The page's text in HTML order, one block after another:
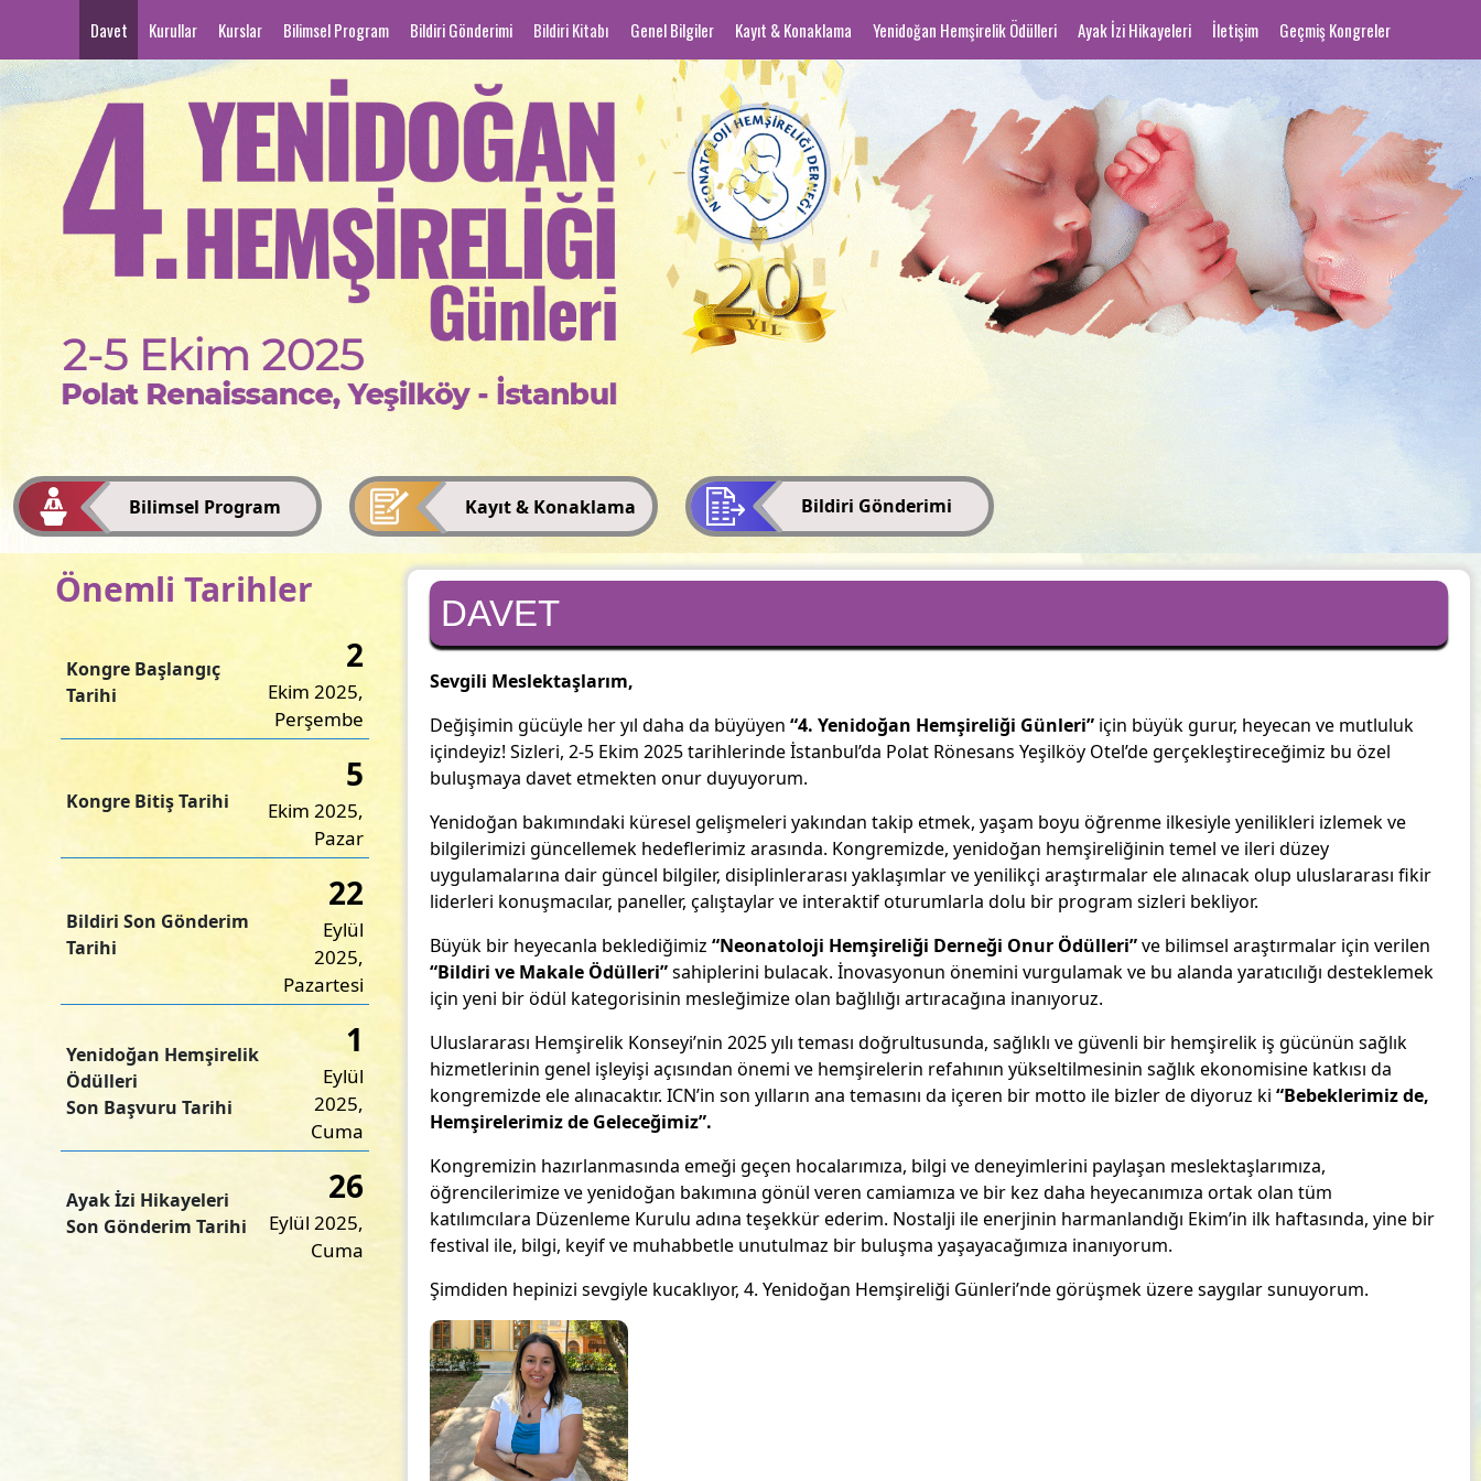
Davet(current)
Kurullar Kurslar Bilimsel Program Bildiri Gönderimi Bildiri Kitabı Genel Bilgiler Kayıt & Konaklama Yenidoğan Hemşirelik Ödülleri Ayak İzi Hikayeleri İletişim Geçmiş Kongreler
Bilimsel Program Kayıt & Konaklama Bildiri Gönderimi
DAVET
Sevgili Meslektaşlarım,
Değişimin gücüyle her yıl daha da büyüyen “4. Yenidoğan Hemşireliği Günleri” için büyük gurur, heyecan ve mutluluk
içindeyiz! Sizleri, 2-5 Ekim 2025 tarihlerinde İstanbul’da Polat Rönesans Yeşilköy Otel’de gerçekleştireceğimiz bu özel
buluşmaya davet etmekten onur duyuyorum.
Yenidoğan bakımındaki küresel gelişmeleri yakından takip etmek, yaşam boyu öğrenme ilkesiyle yenilikleri izlemek ve
bilgilerimizi güncellemek hedeflerimiz arasında. Kongremizde, yenidoğan hemşireliğinin temel ve ileri düzey
uygulamalarına dair güncel bilgiler, disiplinlerarası yaklaşımlar ve yenilikçi araştırmalar ele alınacak olup uluslararası fikir
liderleri konuşmacılar, paneller, çalıştaylar ve interaktif oturumlarla dolu bir program sizleri bekliyor.
Büyük bir heyecanla beklediğimiz “Neonatoloji Hemşireliği Derneği Onur Ödülleri”ve bilimsel araştırmalar için verilen
“Bildiri ve Makale Ödülleri”sahiplerini bulacak. İnovasyonun önemini vurgulamak ve bu alanda yaratıcılığı desteklemek
için yeni bir ödül kategorisinin mesleğimize olan bağlılığı artıracağına inanıyoruz.
Uluslararası Hemşirelik Konseyi’nin 2025 yılı teması doğrultusunda, sağlıklı ve güvenli bir hemşirelik iş gücünün sağlık
hizmetlerinin genel işleyişi açısından önemi ve hemşirelerin refahının yükseltilmesinin sağlık ekonomisine katkısı da
kongremizde ele alınacaktır. ICN’in son yılların ana temasını da içeren bir motto ile bizler de diyoruz ki “Bebeklerimiz de,
Hemşirelerimiz de Geleceğimiz”.
Kongremizin hazırlanmasında emeği geçen hocalarımıza, bilgi ve deneyimlerini paylaşan meslektaşlarımıza,
öğrencilerimize ve yenidoğan bakımına gönül veren camiamıza ve bir kez daha heyecanımıza ortak olan tüm
katılımcılara Düzenleme Kurulu adına teşekkür ederim. Nostalji ile enerjinin harmanlandığı Ekim’in ilk haftasında, yine bir
festival ile, bilgi, keyif ve muhabbetle unutulmaz bir buluşma yaşayacağımıza inanıyorum.
Şimdiden hepinizi sevgiyle kucaklıyor, 4. Yenidoğan Hemşireliği Günleri’nde görüşmek üzere saygılar sunuyorum.
Önemli Tarihler
Kongre Başlangıç
Tarihi
2
Ekim 2025,
Perşembe
Kongre Bitiş Tarihi
5
Ekim 2025,
Pazar
Bildiri Son Gönderim
Tarihi
22
Eylül
2025,
Pazartesi
Yenidoğan Hemşirelik
Ödülleri
Son Başvuru Tarihi
1
Eylül
2025,
Cuma
Ayak İzi Hikayeleri
Son Gönderim Tarihi
26
Eylül 2025,
Cuma